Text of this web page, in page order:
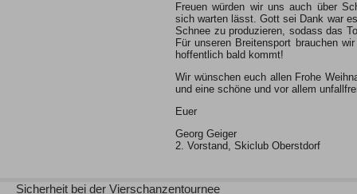
Freuen würden wir uns auch über
sich warten lässt. Gott sei Dank war
Schnee zu produzieren, sodass das
Für unseren Breitensport brauchen
hoffentlich bald kommt!
Wir wünschen euch allen Frohe
und eine schöne und vor allem
Euer
Georg Geiger
2. Vorstand, Skiclub Oberstdorf
Sicherheit bei der Vierschanzentournee